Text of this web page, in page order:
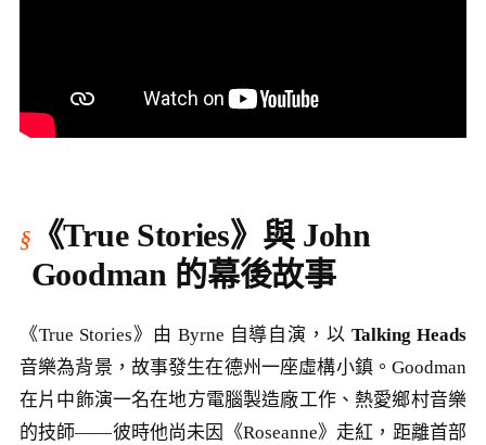
《True Stories》與 John
Goodman 的幕後故事
《True Stories》由 Byrne 自導自演，以Talking Heads
音樂為背景，故事發生在德州一座虛構小鎮。Goodman
在片中飾演一名在地方電腦製造廠工作、熱愛鄉村音樂
的技師——彼時他尚未因《Roseanne》走紅，距離首部